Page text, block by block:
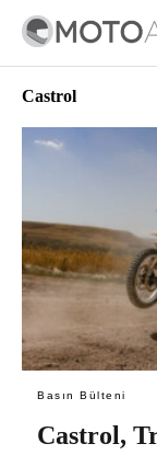
Castrol
Basın Bülteni
Castrol,